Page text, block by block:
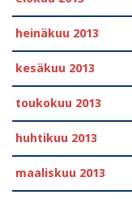
heinäkuu 2013
kesäkuu 2013
toukokuu 2013
huhtikuu 2013
maaliskuu 2013